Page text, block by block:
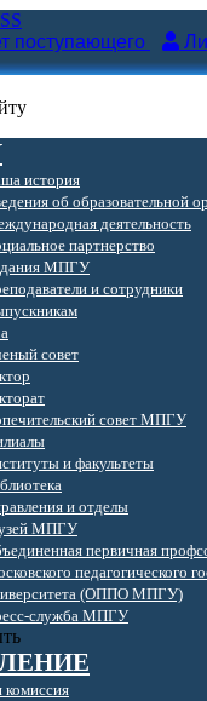
поступающего
история
об образовательной
деятельность
партнерство
МПГУ
и сотрудники
совет
совет МПГУ
и факультеты
и отделы
МПГУ
первичная
педагогического
(ОППО МПГУ)
служба МПГУ